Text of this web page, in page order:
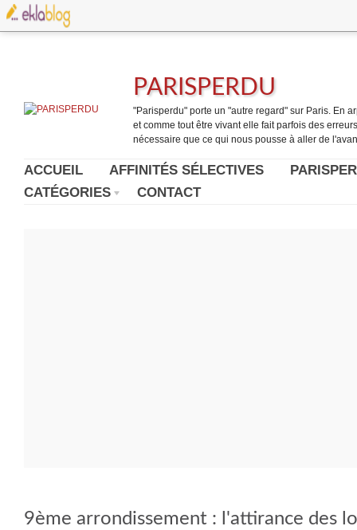
PARISPERDU
"Parisperdu" porte un "autre regard" sur Paris. En
et comme tout être vivant elle fait parfois des
nécessaire que ce qui nous pousse à aller de
ACCUEIL AFFINITÉS SÉLECTIVES
CATÉGORIES
CONTACT
9ème arrondissement : l'attirance des